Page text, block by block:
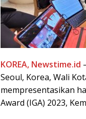
KOREA, Newstime.id
Seoul, Korea, Wali
mempresentasikan
Award (IGA) 2023,